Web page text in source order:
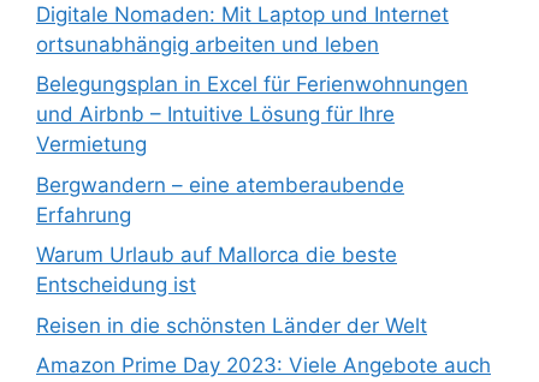
Digitale Nomaden: Mit Laptop und Internet
ortsunabhängig arbeiten und leben
Belegungsplan in Excel für Ferienwohnungen
und Airbnb – Intuitive Lösung für Ihre
Vermietung
Bergwandern – eine atemberaubende
Erfahrung
Warum Urlaub auf Mallorca die beste
Entscheidung ist
Reisen in die schönsten Länder der Welt
Amazon Prime Day 2023: Viele Angebote auch